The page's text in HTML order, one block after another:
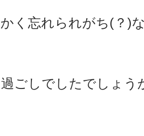
く忘れられがち(？)
ごしでしたでしょう